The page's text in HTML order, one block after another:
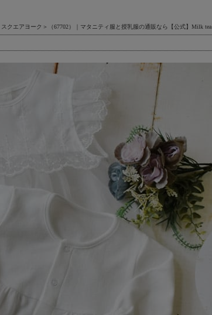
クエアヨーク＞（67702）｜マタニティ服と授乳服の通販なら【公式】Milk tea